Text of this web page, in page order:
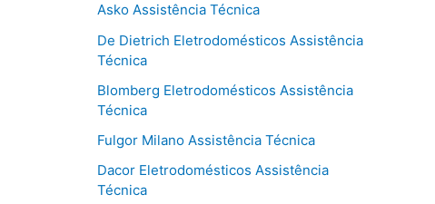
Asko Assistência Técnica
De Dietrich Eletrodomésticos Assistência
Técnica
Blomberg Eletrodomésticos Assistência
Técnica
Fulgor Milano Assistência Técnica
Dacor Eletrodomésticos Assistência
Técnica